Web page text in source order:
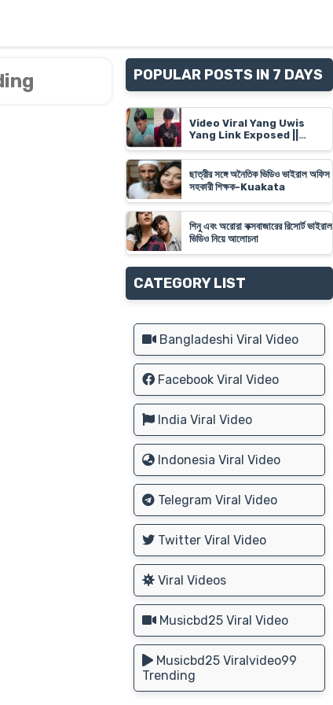
POPULAR POSTS IN 7 DAYS
Video Viral Yang Uwis
Yang Link Exposed ||
'Yank Uwes Yank' Goes
Viral
ছাত্রীর সঙ্গে অনৈতিক ভিডিও ভাইরাল অফিস
সহকারী শিক্ষক-Kuakata
শিনু এবং অরোরা কক্সবাজারের রিসোর্ট ভাইরাল
ভিডিও নিয়ে আলোচনা
CATEGORY LIST
Bangladeshi Viral Video
Facebook Viral Video
India Viral Video
Indonesia Viral Video
Telegram Viral Video
Twitter Viral Video
Viral Videos
Musicbd25 Viral Video
Musicbd25 Viralvideo99
Trending